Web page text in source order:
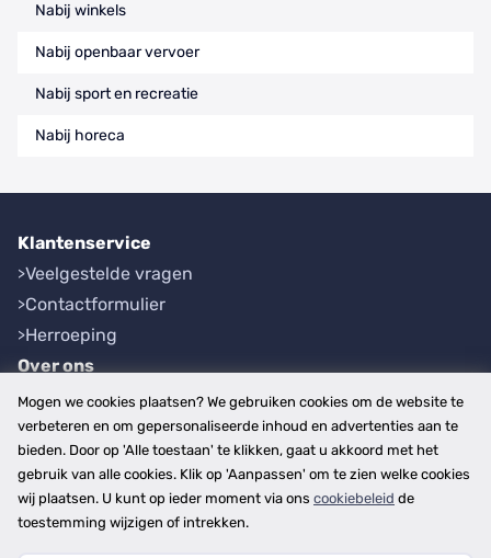
Nabij winkels
Nabij openbaar vervoer
Nabij sport en recreatie
Nabij horeca
Klantenservice
Veelgestelde vragen
Contactformulier
Herroeping
Over ons
Bedrijfsgegevens
Werkwijze
Overzichten
Plaatsen
Provincies
Mogen we cookies plaatsen? We gebruiken cookies om de website te
verbeteren en om gepersonaliseerde inhoud en advertenties aan te
bieden. Door op 'Alle toestaan' te klikken, gaat u akkoord met het
gebruik van alle cookies. Klik op 'Aanpassen' om te zien welke cookies
wij plaatsen. U kunt op ieder moment via ons cookiebeleid de
toestemming wijzigen of intrekken.